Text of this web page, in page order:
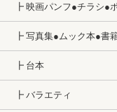
┣ 映画パンフ●チラシ●
┣ 写真集●ムック本●書
┣ 台本
┣ バラエティ